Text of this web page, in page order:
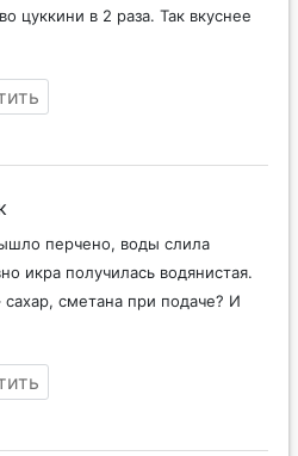
цуккини в 2 раза. Так вкуснее
перчено, воды слила
икра получилась водянистая.
сметана при подаче? И